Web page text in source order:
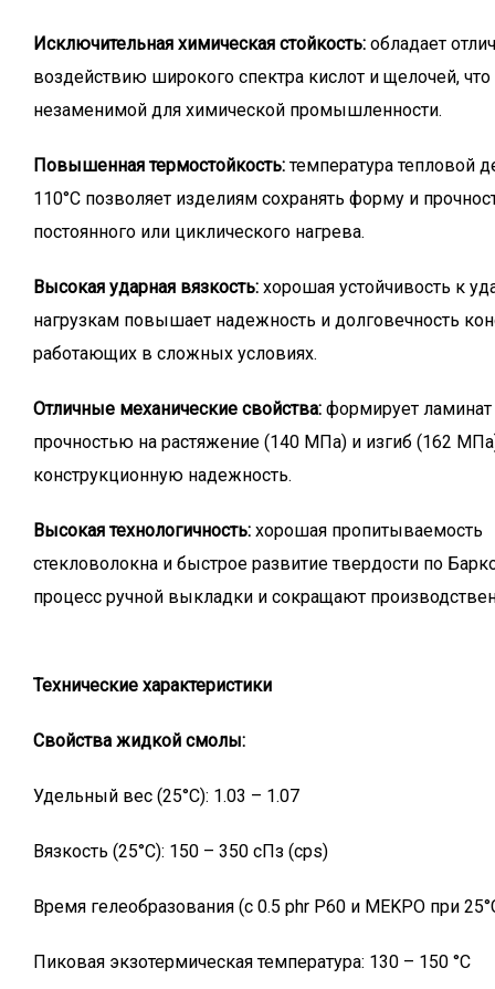
Исключительная химическая стойкость: обладает
воздействию широкого спектра кислот и щелочей, что
незаменимой для химической промышленности.
Повышенная термостойкость:температура тепловой
110°C позволяет изделиям сохранять форму и
постоянного или циклического нагрева.
Высокая ударная вязкость: хорошая устойчивость к
нагрузкам повышает надежность и долговечность
работающих в сложных условиях.
Отличные механические свойства: формирует
прочностью на растяжение (140 МПа) и изгиб (162
конструкционную надежность.
Высокая технологичность: хорошая пропитываемость
стекловолокна и быстрое развитие твердости по
процесс ручной выкладки и сокращают
Технические характеристики
Свойства жидкой смолы:
Удельный вес (25°C): 1.03 – 1.07
Вязкость (25°C): 150 – 350 сПз (cps)
Время гелеобразования (с 0.5 phr P60 и MEKPO при
Пиковая экзотермическая температура: 130 – 150 °C